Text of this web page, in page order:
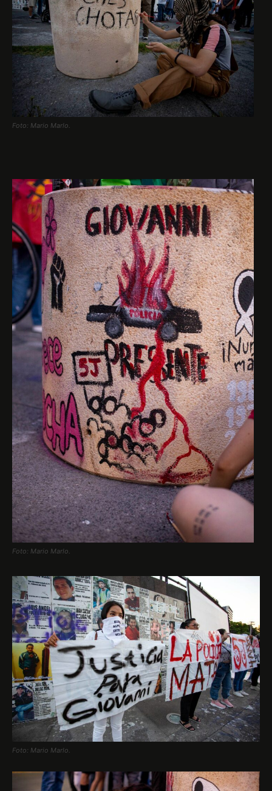
Foto: Mario Marlo.
Foto: Mario Marlo.
Foto: Mario Marlo.